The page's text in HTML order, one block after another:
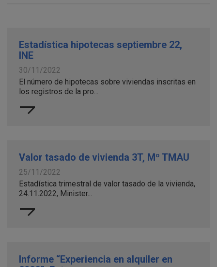
Estadística hipotecas septiembre 22,
INE
30/11/2022
El número de hipotecas sobre viviendas inscritas en
los registros de la pro...
Valor tasado de vivienda 3T, Mº TMAU
25/11/2022
Estadística trimestral de valor tasado de la vivienda,
24.11.2022, Minister...
Informe “Experiencia en alquiler en